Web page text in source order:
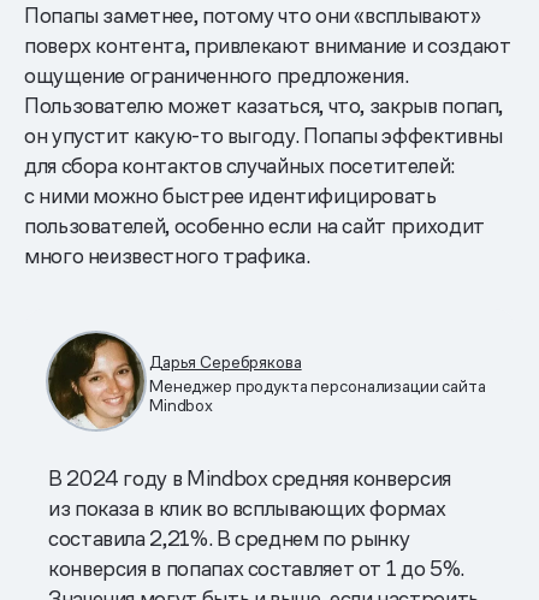
Попапы заметнее, потому что они «всплывают»
поверх контента, привлекают внимание и создают
ощущение ограниченного предложения.
Пользователю может казаться, что, закрыв попап,
он упустит какую-то выгоду. Попапы эффективны
для сбора контактов случайных посетителей:
с ними можно быстрее идентифицировать
пользователей, особенно если на сайт приходит
много неизвестного трафика.
Дарья Серебрякова
Менеджер продукта персонализации сайта
Mindbox
В 2024 году в Mindbox средняя конверсия
из показа в клик во всплывающих формах
составила 2,21%. В среднем по рынку
конверсия в попапах составляет от 1 до 5%.